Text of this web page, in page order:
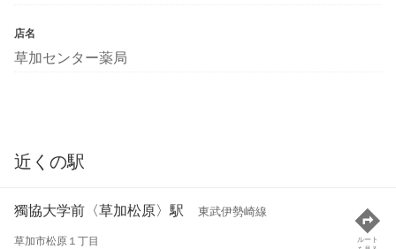
店名
草加センター薬局
近くの駅
獨協大学前〈草加松原〉駅 東武伊勢崎線
草加市松原１丁目
ルート